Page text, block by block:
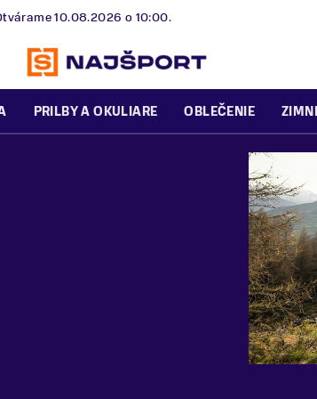
10.08.2026 o 10:00.
PRILBY A OKULIARE OBLEČENIE